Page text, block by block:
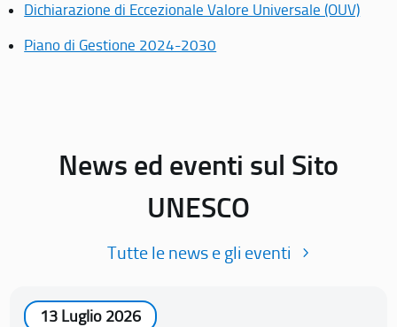
Dichiarazione di Eccezionale Valore Universale (OUV)
Piano di Gestione 2024-2030
News ed eventi sul Sito
UNESCO
Tutte le news e gli eventi
13 Luglio 2026